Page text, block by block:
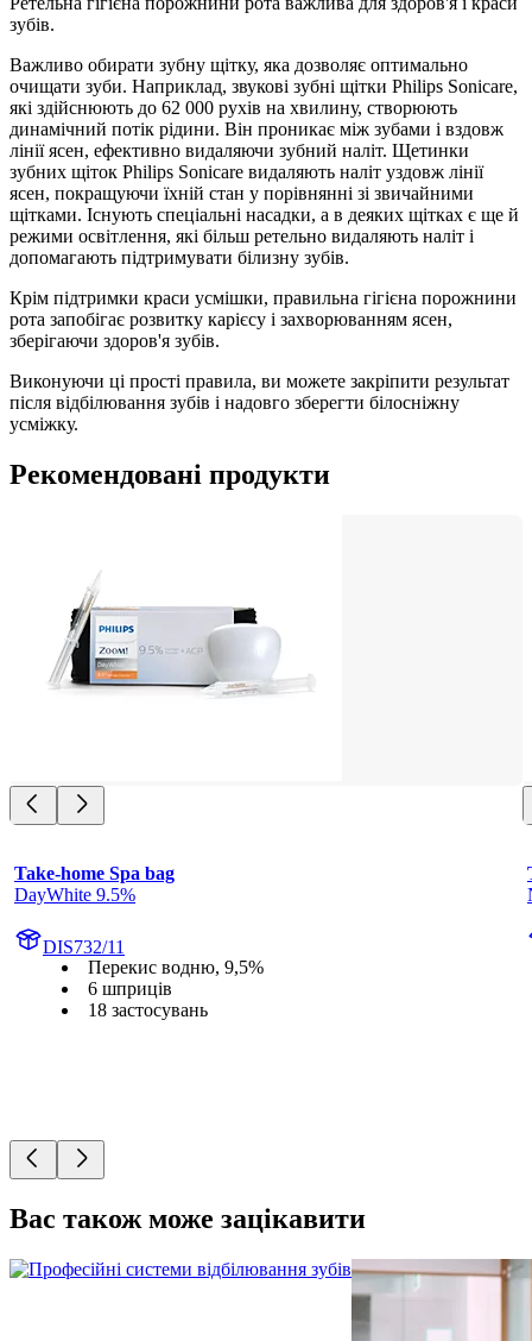
зубів.
Важливо обирати зубну щітку, яка дозволяє оптимально
очищати зуби. Наприклад, звукові зубні щітки Philips Sonicare,
які здійснюють до 62 000 рухів на хвилину, створюють
динамічний потік рідини. Він проникає між зубами і вздовж
лінії ясен, ефективно видаляючи зубний наліт. Щетинки
зубних щіток Philips Sonicare видаляють наліт уздовж лінії
ясен, покращуючи їхній стан у порівнянні зі звичайними
щітками. Існують спеціальні насадки, а в деяких щітках є ще й
режими освітлення, які більш ретельно видаляють наліт і
допомагають підтримувати білизну зубів.
Крім підтримки краси усмішки, правильна гігієна порожнини
рота запобігає розвитку карієсу і захворюванням ясен,
зберігаючи здоров'я зубів.
Виконуючи ці прості правила, ви можете закріпити результат
після відбілювання зубів і надовго зберегти білосніжну
усміжку.
Рекомендовані продукти
Take-home Spa bag
DayWhite 9.5%
DIS732/11
Перекис водню, 9,5%
6 шприців
18 застосувань
Вас також може зацікавити